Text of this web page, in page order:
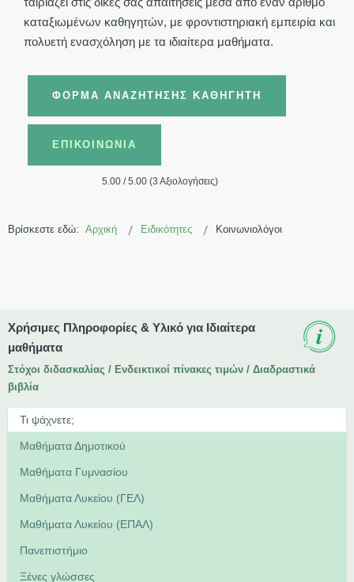
καταξιωμένων καθηγητών, με φροντιστηριακή εμπειρία και
πολυετή ενασχόληση με τα ιδιαίτερα μαθήματα.
ΦΌΡΜΑ ΑΝΑΖΉΤΗΣΗΣ ΚΑΘΗΓΗΤΉ
ΕΠΙΚΟΙΝΩΝΊΑ
5.00 / 5.00 (3 Αξιολογήσεις)
Βρίσκεστε εδώ: Αρχική Ειδικότητες Κοινωνιολόγοι
Χρήσιμες Πληροφορίες & Υλικό για Ιδιαίτερα
μαθήματα
Στόχοι διδασκαλίας / Ενδεικτικοί πίνακες τιμών / Διαδραστικά
βιβλία
Μαθήματα Δημοτικού
Μαθήματα Γυμνασίου
Μαθήματα Λυκείου (ΓΕΛ)
Μαθήματα Λυκείου (ΕΠΑΛ)
Πανεπιστήμιο
Ξένες γλώσσες